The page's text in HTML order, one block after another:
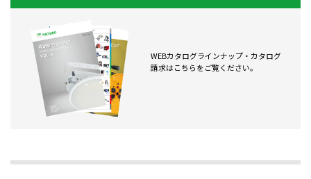
WEBカタログラインナップ・カタログ
請求はこちらをご覧ください。